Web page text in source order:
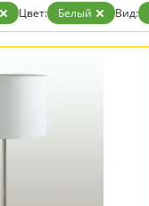
Золото
Прозрачные
Хром
Цвет: Белый Вид: